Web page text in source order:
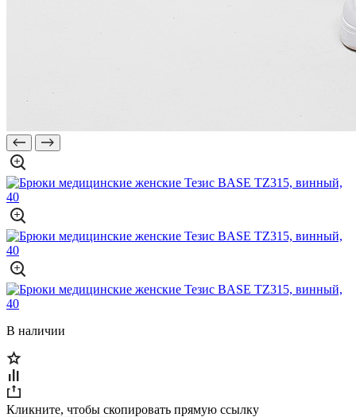
В наличии
Кликните, чтобы скопировать прямую ссылку